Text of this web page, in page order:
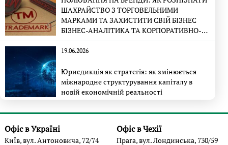
ШАХРАЙСТВО З ТОРГОВЕЛЬНИМИ
МАРКАМИ ТА ЗАХИСТИТИ СВІЙ БІЗНЕС
БІЗНЕС-АНАЛІТИКА ТА КОРПОРАТИВНО-
ПРАВОВА ЕКСПЕРТИЗА
19.06.2026
Юрисдикція як стратегія: як змінюється
міжнародне структурування капіталу в
новій економічній реальності
Офіс в Україні
Київ, вул. Антоновича, 72/74
Офіс в Чехії
Прага, вул. Лондинська, 730/59